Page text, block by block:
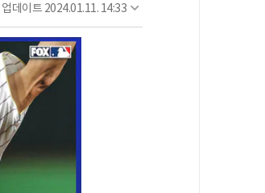
업데이트 2024.01.11. 14:33